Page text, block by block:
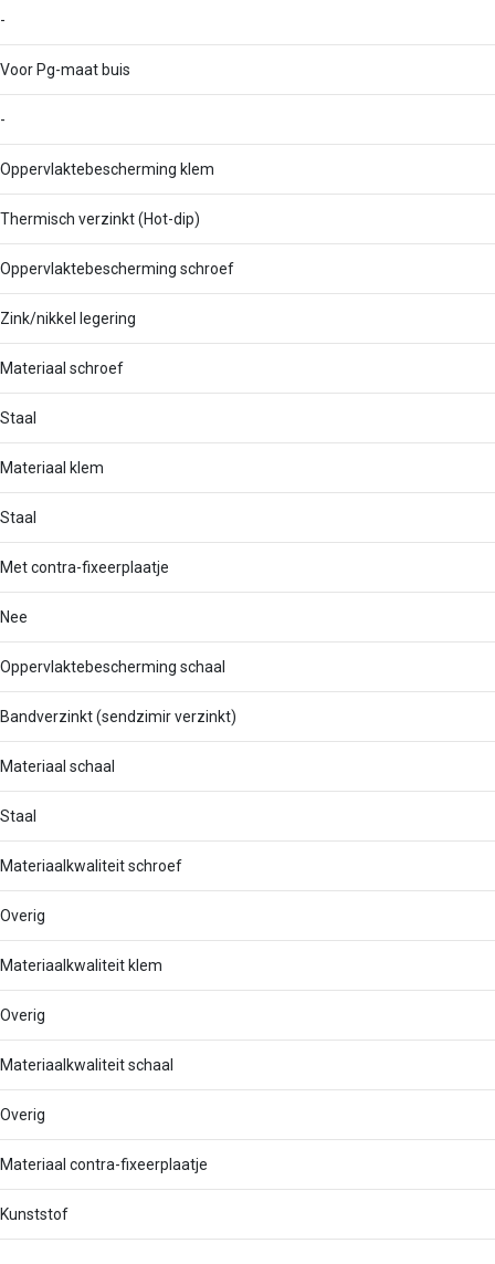
-
Voor Pg-maat buis
-
Oppervlaktebescherming klem
Thermisch verzinkt (Hot-dip)
Oppervlaktebescherming schroef
Zink/nikkel legering
Materiaal schroef
Staal
Materiaal klem
Staal
Met contra-fixeerplaatje
Nee
Oppervlaktebescherming schaal
Bandverzinkt (sendzimir verzinkt)
Materiaal schaal
Staal
Materiaalkwaliteit schroef
Overig
Materiaalkwaliteit klem
Overig
Materiaalkwaliteit schaal
Overig
Materiaal contra-fixeerplaatje
Kunststof